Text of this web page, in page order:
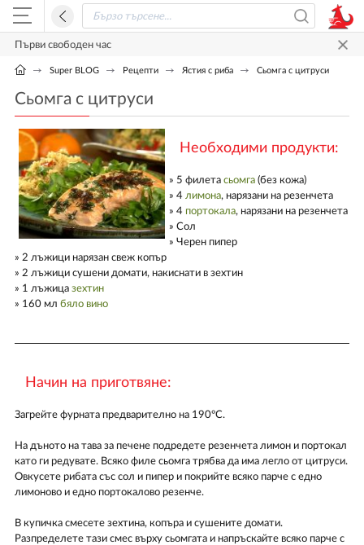
Първи свободен час
Super BLOG Рецепти Ястия с риба Сьомга с цитруси
Сьомга с цитруси
Необходими продукти:
» 5 филета сьомга(без кожа)
» 4 лимона, нарязани на резенчета
» 4 портокала, нарязани на резенчета
» Сол
» Черен пипер
» 2 лъжици нарязан свеж копър
» 2 лъжици сушени домати, накиснати в зехтин
» 1 лъжица зехтин
» 160 мл бяло вино
Начин на приготвяне:
Загрейте фурната предварително на 190°C.
На дъното на тава за печене подредете резенчета лимон и портокал
като ги редувате. Всяко филе сьомга трябва да има легло от цитруси.
Овкусете рибата със сол и пипер и покрийте всяко парче с едно
лимоново и едно портокалово резенче.
В купичка смесете зехтина, копъра и сушените домати.
Разпределете тази смес върху сьомгата и напръскайте всяко парче с